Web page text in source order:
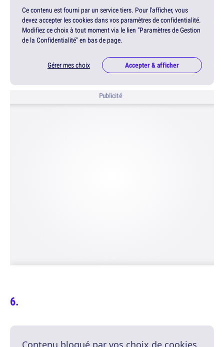
Ce contenu est fourni par un service tiers. Pour l'afficher, vous
devez accepter les cookies dans vos paramètres de confidentialité.
Modifiez ce choix à tout moment via le lien "Paramètres de Gestion
de la Confidentialité" en bas de page.
Gérer mes choix Accepter & afficher
Publicité